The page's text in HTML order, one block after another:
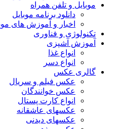
موبایل و تلفن همراه
دانلود برنامه موبایل
اخبار و آموزش های
تکنولوژی و فناوری
آموزش آشپزی
انواع غذا
انواع دسر
گالری عکس
عکس فیلم و سریال
عکس خوانندگان
انواع کارت پستال
عکسهای عاشقانه
عکسهای دیدنی